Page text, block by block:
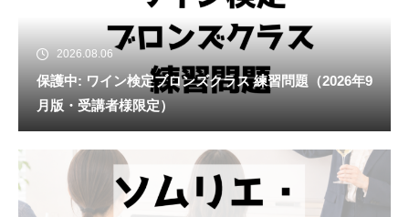
2026.08.06
保護中: ワイン検定ブロンズクラス 練習問題（2026年9
月版・受講者様限定）